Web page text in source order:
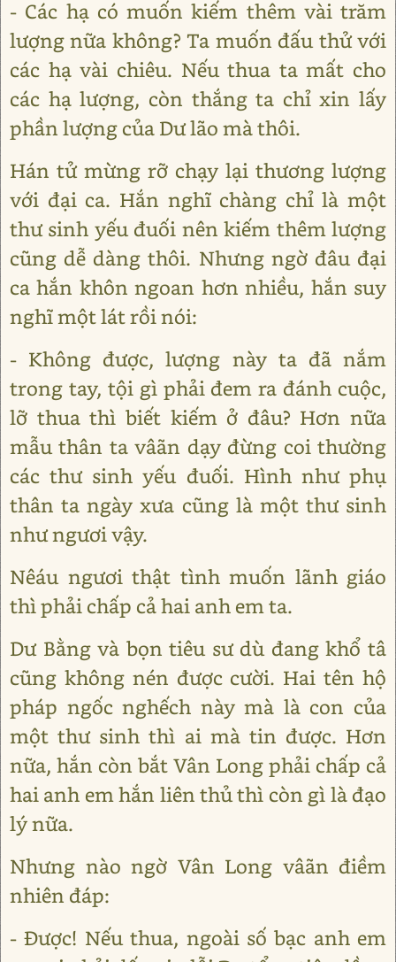
- Các hạ có muốn kiếm thêm vài trăm
lượng nữa không? Ta muốn đấu thử với
các hạ vài chiêu. Nếu thua ta mất cho
các hạ lượng, còn thắng ta chỉ xin lấy
phần lượng của Dư lão mà thôi.
Hán tử mừng rỡ chạy lại thương lượng
với đại ca. Hắn nghĩ chàng chỉ là một
thư sinh yếu đuối nên kiếm thêm lượng
cũng dễ dàng thôi. Nhưng ngờ đâu đại
ca hắn khôn ngoan hơn nhiều, hắn suy
nghĩ một lát rồi nói:
- Không được, lượng này ta đã nắm
trong tay, tội gì phải đem ra đánh cuộc,
lỡ thua thì biết kiếm ở đâu? Hơn nữa
mẫu thân ta vâãn dạy đừng coi thường
các thư sinh yếu đuối. Hình như phụ
thân ta ngày xưa cũng là một thư sinh
như ngươi vậy.
Nêáu ngươi thật tình muốn lãnh giáo
thì phải chấp cả hai anh em ta.
Dư Bằng và bọn tiêu sư dù đang khổ tâ
cũng không nén được cười. Hai tên hộ
pháp ngốc nghếch này mà là con của
một thư sinh thì ai mà tin được. Hơn
nữa, hắn còn bắt Vân Long phải chấp cả
hai anh em hắn liên thủ thì còn gì là đạo
lý nữa.
Nhưng nào ngờ Vân Long vâãn điềm
nhiên đáp:
- Được! Nếu thua, ngoài số bạc anh em